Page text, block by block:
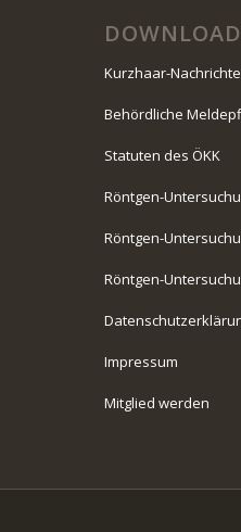
Kurzhaar-
Behördliche
Statuten des ÖKK
Röntgen-
Röntgen-
Röntgen-
Impressum
Mitglied werden